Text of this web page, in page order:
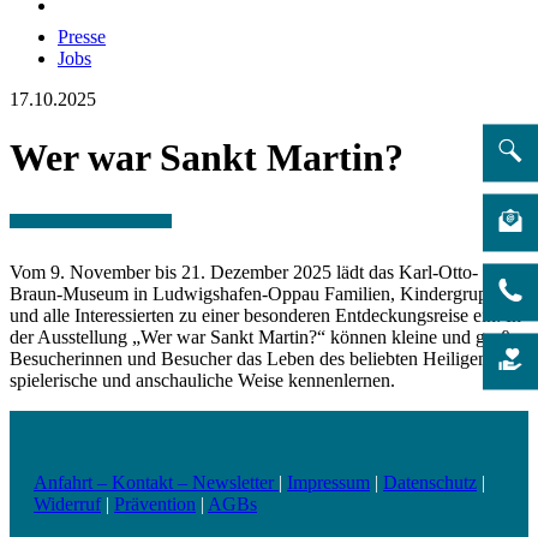
Presse
Jobs
17.10.2025
Wer war Sankt Martin?
Vom 9. November bis 21. Dezember 2025 lädt das Karl-Otto-
Braun-Museum in Ludwigshafen-Oppau Familien, Kindergruppen
und alle Interessierten zu einer besonderen Entdeckungsreise ein: In
der Ausstellung „Wer war Sankt Martin?“ können kleine und große
Besucherinnen und Besucher das Leben des beliebten Heiligen auf
spielerische und anschauliche Weise kennenlernen.
Anfahrt – Kontakt – Newsletter | Impressum | Datenschutz |
Widerruf| Prävention | AGBs